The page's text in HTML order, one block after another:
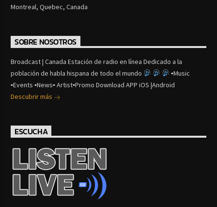
Montreal, Quebec, Canada
SOBRE NOSOTROS
Broadcast | Canada Estación de radio en línea Dedicado a la
población de habla hispana de todo el mundo
▪Music
▪Events ▪News▪ Artist▪Promo Download APP iOS |Android
Descubrir más
ESCUCHA